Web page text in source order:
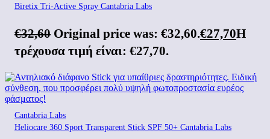
Biretix Tri-Active Spray Cantabria Labs
€32,60 Original price was: €32,60.€27,70Η
τρέχουσα τιμή είναι: €27,70.
Cantabria Labs
Heliocare 360 Sport Transparent Stick SPF 50+ Cantabria Labs